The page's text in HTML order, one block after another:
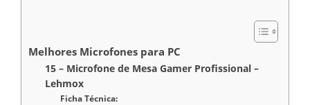
Melhores Microfones para PC
15 – Microfone de Mesa Gamer Profissional –
Lehmox
Ficha Técnica: